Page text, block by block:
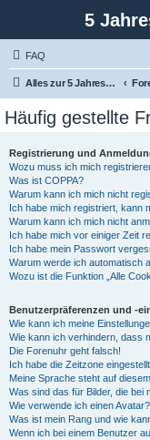
5
FAQ
Alles zur 5 Jahreswertung / Tabelle der UEFA mit vielen Statistiken.
Häufig gestellte
Registrierung und
Wozu muss ich mich
Was ist COPPA?
Warum kann ich mich nicht
Ich habe mich registriert, kann
Warum kann ich mich nicht
Ich habe mich vor einiger Zeit
Ich habe mein Passwort
Warum werde ich automatisch
Wozu ist die Funktion „Alle
Benutzerpräferenzen und -
Wie kann ich meine
Wie kann ich verhindern, dass
Die Forenuhr geht falsch!
Ich habe die Zeitzone
Meine Sprache steht auf
Was sind das für Bilder, die bei
Wie verwende ich einen Avatar?
Was ist mein Rang und wie
Wenn ich bei einem Benutzer